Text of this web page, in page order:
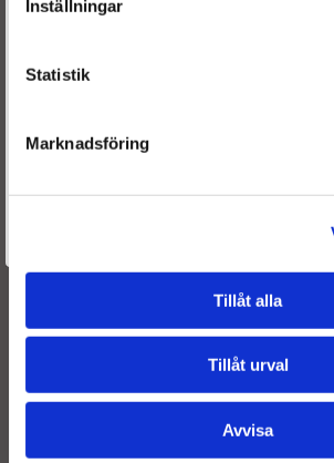
Inställningar
Statistik
Marknadsföring
Tillåt alla
Tillåt urval
Avvisa
306 (7A, 7C, N3, N5),
306
HDI -
Välkommen tillbaka! Klicka här för att
Givetvis går det även bra att handla utan